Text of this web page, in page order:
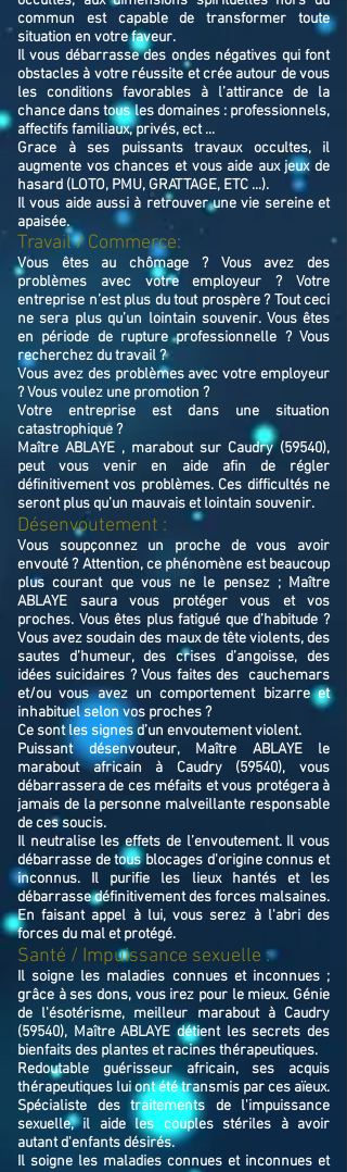
commun est capable de transformer toute
situation en votre faveur.
Il vous débarrasse des ondes négatives qui font
obstacles à votre réussite et crée autour de vous
les conditions favorables à l’attirance de la
chance dans tous les domaines : professionnels,
affectifs familiaux, privés, ect ...
Grace à ses puissants travaux occultes, il
augmente vos chances et vous aide aux jeux de
hasard (LOTO, PMU, GRATTAGE, ETC ...).
Il vous aide aussi à retrouver une vie sereine et
apaisée.
Travail / Commerce:
Vous êtes au chômage ? Vous avez des
problèmes avec votre employeur ? Votre
entreprise n’est plus du tout prospère ? Tout ceci
ne sera plus qu’un lointain souvenir. Vous êtes
en période de rupture professionnelle ? Vous
recherchez du travail ?
Vous avez des problèmes avec votre employeur
? Vous voulez une promotion ?
Votre entreprise est dans une situation
catastrophique ?
Maître ABLAYE , marabout sur Caudry (59540),
peut vous venir en aide afin de régler
définitivement vos problèmes. Ces difficultés ne
seront plus qu’un mauvais et lointain souvenir.
Désenvoutement :
Vous soupçonnez un proche de vous avoir
envouté ? Attention, ce phénomène est beaucoup
plus courant que vous ne le pensez ; Maître
ABLAYE saura vous protéger vous et vos
proches. Vous êtes plus fatigué que d’habitude ?
Vous avez soudain des maux de tête violents, des
sautes d’humeur, des crises d’angoisse, des
idées suicidaires ? Vous faites des cauchemars
et/ou vous avez un comportement bizarre et
inhabituel selon vos proches ?
Ce sont les signes d’un envoutement violent.
Puissant désenvouteur,
Maître ABLAYE
le
marabout africain à Caudry (59540),
vous
débarrassera de ces méfaits et vous protégera à
jamais de la personne malveillante responsable
de ces soucis.
Il neutralise les effets de l’envoutement. Il vous
débarrasse de tous blocages d'origine connus et
inconnus. Il purifie les lieux hantés et les
débarrasse définitivement des forces malsaines.
En faisant appel à lui, vous serez à l'abri des
forces du mal et protégé.
Santé / Impuissance sexuelle :
Il soigne les maladies connues et inconnues ;
grâce à ses dons, vous irez pour le mieux. Génie
de l'ésotérisme, meilleur marabout à Caudry
(59540), Maître ABLAYE détient les secrets des
bienfaits des plantes et racines thérapeutiques.
Redoutable guérisseur africain, ses acquis
thérapeutiques lui ont été transmis par ces aïeux.
Spécialiste des traitements de l'impuissance
sexuelle, il aide les couples stériles à avoir
autant d'enfants désirés.
Il soigne les maladies connues et inconnues et